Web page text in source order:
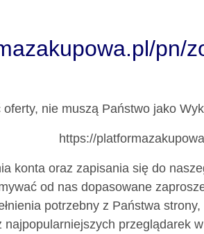
pn/
oferty, nie muszą Państwo jako
https://
konta oraz zapisania się do
od nas dopasowane
potrzebny z Państwa
najpopularniejszych przeglądarek